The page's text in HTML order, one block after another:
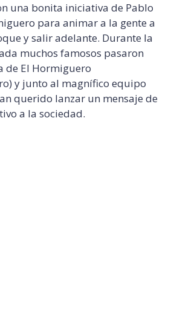
una bonita iniciativa de Pablo
para animar a la gente a
y salir adelante. Durante la
muchos famosos pasaron
de El Hormiguero
y junto al magnífico equipo
querido lanzar un mensaje de
a la sociedad.